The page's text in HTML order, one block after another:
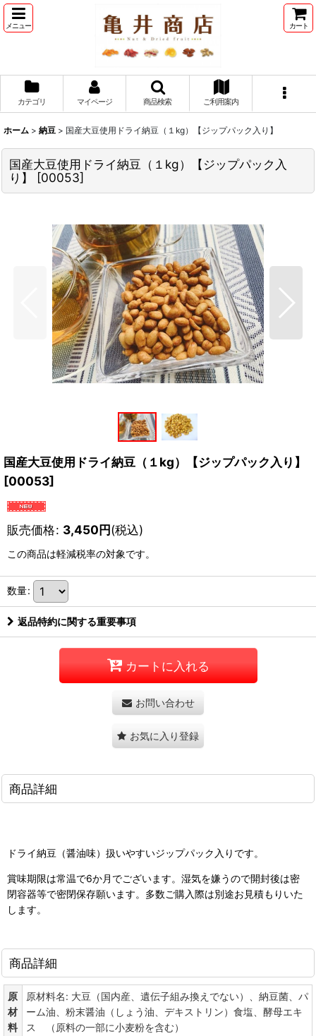
メニュー カート
カテゴリ マイページ 商品検索 ご利用案内
ホーム > 納豆 > 国産大豆使用ドライ納豆（１kg）【ジップパック入り】
国産大豆使用ドライ納豆（１kg）【ジップパック入
り】
[00053]
国産大豆使用ドライ納豆（１kg）【ジップパック入り】
[00053]
販売価格: 3,450円(税込)
この商品は軽減税率の対象です。
数量:
返品特約に関する重要事項
カートに入れる
お問い合わせ
お気に入り登録
商品詳細
ドライ納豆（醤油味）扱いやすいジップパック入りです。
賞味期限は常温で6か月でございます。湿気を嫌うので開封後は密
閉容器等で密閉保存願います。多数ご購入際は別途お見積もりいた
します。
商品詳細
原
材
料
原材料名: 大豆（国内産、遺伝子組み換えでない）、納豆菌、パ
ーム油、粉末醤油（しょう油、デキストリン）食塩、酵母エキ
ス （原料の一部に小麦粉を含む）